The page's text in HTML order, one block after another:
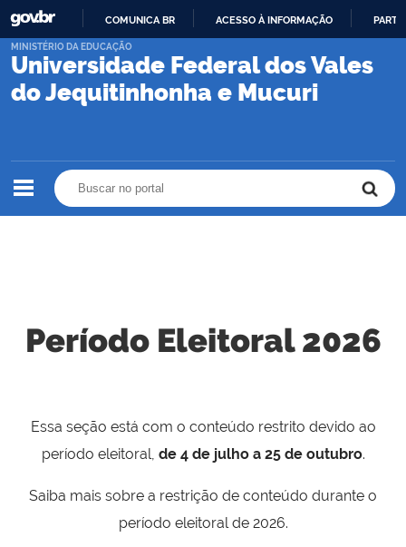
PARA
CONTEÚDO
COMUNICA BR ACESSO À INFORMAÇÃO
Universidade Federal dos Vales
do Jequitinhonha e Mucuri
MINISTÉRIO DA EDUCAÇÃO
Período Eleitoral 2026
Essa seção está com o conteúdo restrito devido ao
período eleitoral, de 4 de julho a 25 de outubro.
Saiba mais sobre a restrição de conteúdo durante o
período eleitoral de 2026.